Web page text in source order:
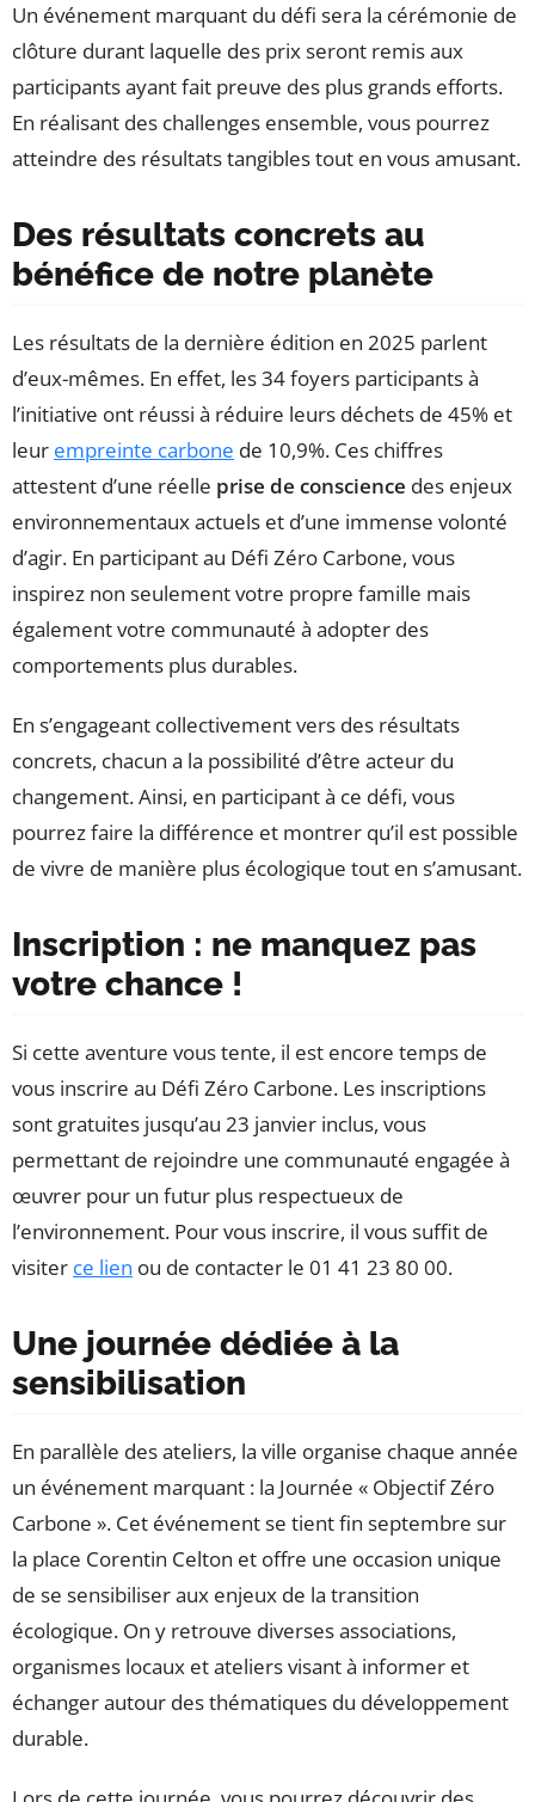
Un événement marquant du défi sera la cérémonie de
clôture durant laquelle des prix seront remis aux
participants ayant fait preuve des plus grands efforts.
En réalisant des challenges ensemble, vous pourrez
atteindre des résultats tangibles tout en vous amusant.
Des résultats concrets au
bénéfice de notre planète
Les résultats de la dernière édition en 2025 parlent
d’eux-mêmes. En effet, les 34 foyers participants à
l’initiative ont réussi à réduire leurs déchets de 45% et
leur empreinte carbone de 10,9%. Ces chiffres
attestent d’une réelle prise de conscience des enjeux
environnementaux actuels et d’une immense volonté
d’agir. En participant au Défi Zéro Carbone, vous
inspirez non seulement votre propre famille mais
également votre communauté à adopter des
comportements plus durables.
En s’engageant collectivement vers des résultats
concrets, chacun a la possibilité d’être acteur du
changement. Ainsi, en participant à ce défi, vous
pourrez faire la différence et montrer qu’il est possible
de vivre de manière plus écologique tout en s’amusant.
Inscription : ne manquez pas
votre chance !
Si cette aventure vous tente, il est encore temps de
vous inscrire au Défi Zéro Carbone. Les inscriptions
sont gratuites jusqu’au 23 janvier inclus, vous
permettant de rejoindre une communauté engagée à
œuvrer pour un futur plus respectueux de
l’environnement. Pour vous inscrire, il vous suffit de
visiter ce lien ou de contacter le 01 41 23 80 00.
Une journée dédiée à la
sensibilisation
En parallèle des ateliers, la ville organise chaque année
un événement marquant : la Journée « Objectif Zéro
Carbone ». Cet événement se tient fin septembre sur
la place Corentin Celton et offre une occasion unique
de se sensibiliser aux enjeux de la transition
écologique. On y retrouve diverses associations,
organismes locaux et ateliers visant à informer et
échanger autour des thématiques du développement
durable.